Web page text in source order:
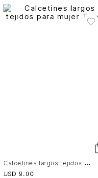
C
alcetines largos tejidos para mujer Tessa
USD 9 . 00